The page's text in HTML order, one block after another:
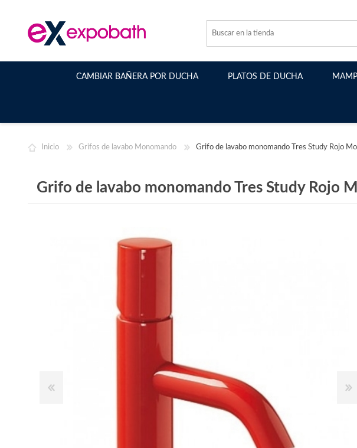
CAMBIAR BAÑERA POR DUCHA PLATOS DE DUCHA
Inicio Grifos de lavabo Monomando Grifo de lavabo monomando Tres Study Rojo
Grifo de lavabo monomando Tres Study Rojo